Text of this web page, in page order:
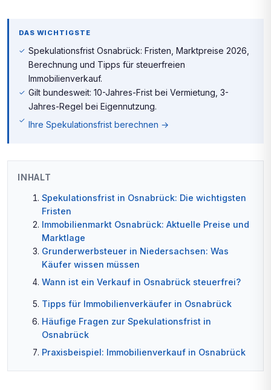
DAS WICHTIGSTE
Spekulationsfrist Osnabrück: Fristen, Marktpreise 2026,
Berechnung und Tipps für steuerfreien
Immobilienverkauf.
Gilt bundesweit: 10-Jahres-Frist bei Vermietung, 3-
Jahres-Regel bei Eigennutzung.
Ihre Spekulationsfrist berechnen →
INHALT
Spekulationsfrist in Osnabrück: Die wichtigsten
Fristen
Immobilienmarkt Osnabrück: Aktuelle Preise und
Marktlage
Grunderwerbsteuer in Niedersachsen: Was
Käufer wissen müssen
Wann ist ein Verkauf in Osnabrück steuerfrei?
Tipps für Immobilienverkäufer in Osnabrück
Häufige Fragen zur Spekulationsfrist in
Osnabrück
Praxisbeispiel: Immobilienverkauf in Osnabrück
Grunderwerbsteuer in Osnabrück